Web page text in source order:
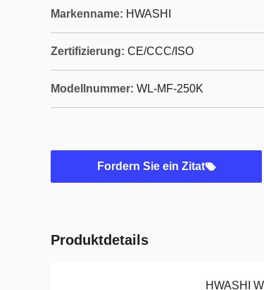
Markenname: HWASHI
Zertifizierung: CE/CCC/ISO
Modellnummer: WL-MF-250K
Fordern Sie ein Zitat
Produktdetails
HWASHI